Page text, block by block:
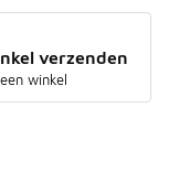
verzenden
winkel